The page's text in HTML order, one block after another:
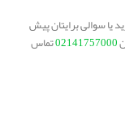
سوالی برایتان پیش
تماس